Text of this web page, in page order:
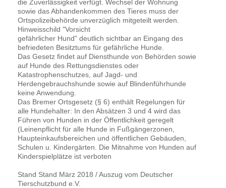
die Zuverlässigkeit verfügt. Wechsel der Wohnung
sowie das Abhandenkommen des Tieres muss der
Ortspolizeibehörde unverzüglich mitgeteilt werden.
Hinweisschild "Vorsicht
gefährlicher Hund" deutlich sichtbar an Eingang des
befriedeten Besitztums für gefährliche Hunde.
Das Gesetz findet auf Diensthunde von Behörden sowie
auf Hunde des Rettungsdienstes oder
Katastrophenschutzes, auf Jagd- und
Herdengebrauchshunde sowie auf Blindenführhunde
keine Anwendung.
Das Bremer Ortsgesetz (§ 6) enthält Regelungen für
alle Hundehalter: In den Absätzen 3 und 4 wird das
Führen von Hunden in der Öffentlichkeit geregelt
(Leinenpflicht für alle Hunde in Fußgängerzonen,
Haupteinkaufsbereichen und öffentlichen Gebäuden,
Schulen u. Kindergärten. Die Mitnahme von Hunden auf
Kinderspielplätze ist verboten
Stand Stand März 2018 / Auszug vom Deutscher
Tierschutzbund e.V.